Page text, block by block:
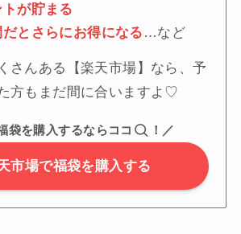
が貯まる
とさらにお得になる …など
さんある【楽天市場】なら、予
方もまだ間に合いますよ♡
袋を購入するならココ ！／
市場で福袋を購入する